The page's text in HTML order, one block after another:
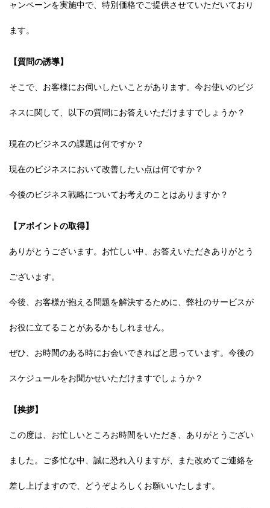
ャンペーンを実施中で、特別価格でご提供させていただいており
ます。
【質問の誘導】
そこで、お客様にお伺いしたいことがあります。今お使いのビジ
ネスに関して、以下の質問にお答えいただけますでしょうか？
現在のビジネスの課題は何ですか？
現在のビジネスにおいて改善したい点は何ですか？
今後のビジネス戦略についてお考えのことはありますか？
【アポイントの取得】
ありがとうございます。お忙しい中、お答えいただきありがとう
ございます。
今後、お客様が抱える問題を解決するために、弊社のサービスが
お役に立てることがあるかもしれません。
ぜひ、お時間のある時にお会いできればと思っています。今後の
スケジュールをお聞かせいただけますでしょうか？
【挨拶】
この度は、お忙しいところお時間をいただき、ありがとうござい
ました。ご多忙な中、誠に恐れ入りますが、また改めてご連絡を
差し上げますので、どうぞよろしくお願いいたします。